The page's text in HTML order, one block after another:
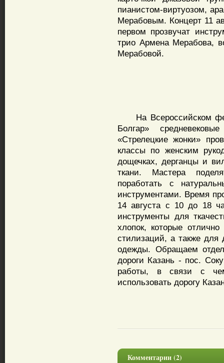
пианистом-виртуозом,
Мерабовым. Концерт 11
первом прозвучат
трио Армена Мерабова,
Мерабовой.
На Всероссийском
Болгар»
«Стрелецкие жонки»
классы по женским
дощечках, дерганцы и
ткани. Мастера
поработать с
инструментами. Время
14 августа с 10 до 18
инструменты для
хлопок, которые
стилизаций, а также для
одежды. Обращаем
дороги Казань - пос.
работы, в связи с чем
использовать дорогу
Комментарии (2)